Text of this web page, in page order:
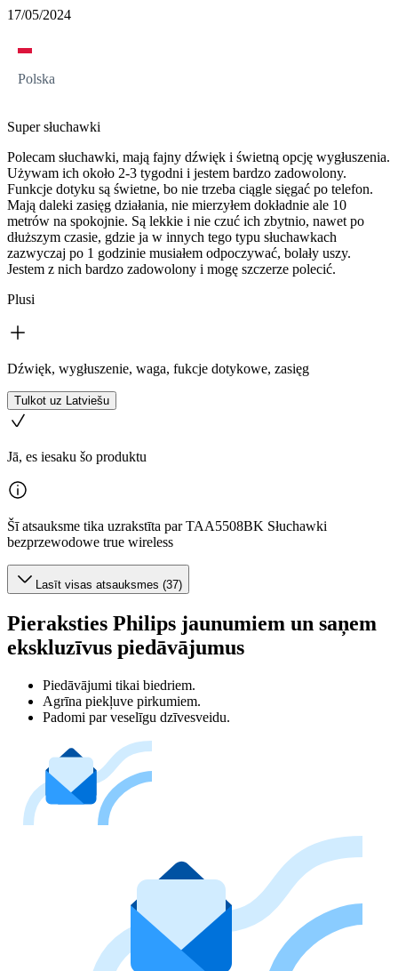
17/05/2024
Polska
Super słuchawki
Polecam słuchawki, mają fajny dźwięk i świetną opcję wygłuszenia.
Używam ich około 2-3 tygodni i jestem bardzo zadowolony.
Funkcje dotyku są świetne, bo nie trzeba ciągle sięgać po telefon.
Mają daleki zasięg działania, nie mierzyłem dokładnie ale 10
metrów na spokojnie. Są lekkie i nie czuć ich zbytnio, nawet po
dłuższym czasie, gdzie ja w innych tego typu słuchawkach
zazwyczaj po 1 godzinie musiałem odpoczywać, bolały uszy.
Jestem z nich bardzo zadowolony i mogę szczerze polecić.
Plusi
Dźwięk, wygłuszenie, waga, fukcje dotykowe, zasięg
Tulkot uz Latviešu
Jā, es iesaku šo produktu
Šī atsauksme tika uzrakstīta par TAA5508BK Słuchawki
bezprzewodowe true wireless
Lasīt visas atsauksmes (37)
Pieraksties Philips jaunumiem un saņem
ekskluzīvus piedāvājumus
Piedāvājumi tikai biedriem.
Agrīna piekļuve pirkumiem.
Padomi par veselīgu dzīvesveidu.